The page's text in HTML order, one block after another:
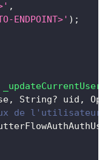
,
ENDPOINT>' ) ;
_updateCurrentUser
, String? uid ,
de l'utilisateur